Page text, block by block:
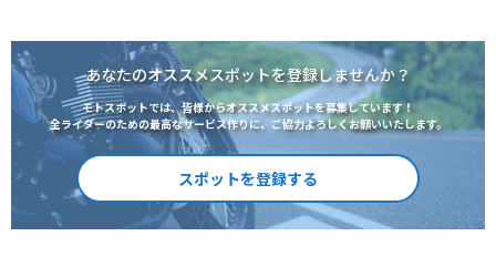
あなたのオススメスポットを登録しませんか？
モトスポットでは、皆様からオススメスポットを募集しています！
全ライダーのための最高なサービス作りに、ご協力よろしくお願いいたします。
スポットを登録する